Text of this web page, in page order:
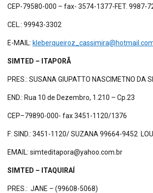
CEP-79580-000 – fax- 3574-1377-FET. 9987-
CEL.: 99943-3302
E-MAIL:
SIMTED – ITAPORÃ
PRES.: SUSANA GIUPATTO NASCIMETNO DA
END.: Rua 10 de Dezembro, 1.210 – Cp.23
CEP–79890-000- fax 3451-1120/1376
F: SIND.: 3451-1120/ SUZANA 99664-9452
EMAIL: simteditapora@yahoo.com.br
SIMTED – ITAQUIRAÍ
PRES.: JANE – (99608-5068)